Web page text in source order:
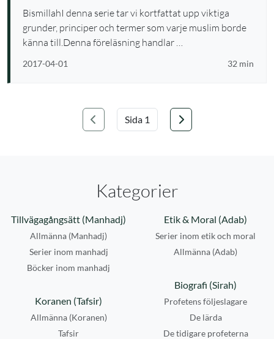
BismillahI denna serie tar vi kortfattat upp viktiga
grunder, principer och termer som varje muslim borde
känna till.Denna föreläsning handlar …
2017-04-01 32 min
Föregående
Välj sida
Nästa
Kategorier
Tillvägagångsätt (Manhadj)
Allmänna (Manhadj)
Serier inom manhadj
Böcker inom manhadj
Etik & Moral (Adab)
Serier inom etik och moral
Allmänna (Adab)
Biografi (Sirah)
Profetens följeslagare
De lärda
De tidigare profeterna
Koranen (Tafsir)
Allmänna (Koranen)
Tafsir